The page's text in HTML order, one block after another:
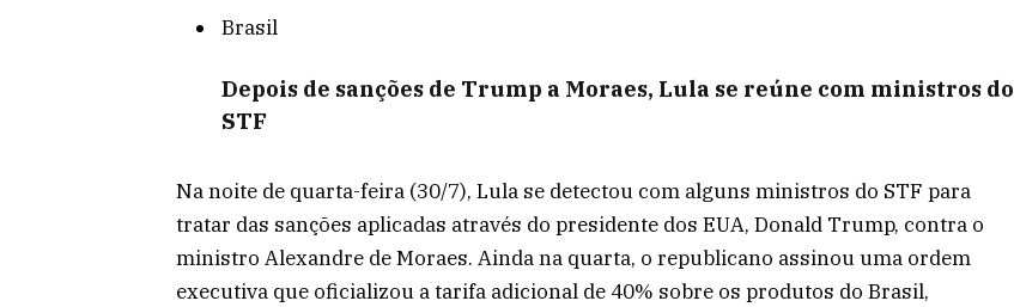
Brasil
Depois de sanções de Trump a Moraes, Lula se reúne com ministros do
STF
Na noite de quarta-feira (30/7), Lula se detectou com alguns ministros do STF para
tratar das sanções aplicadas através do presidente dos EUA, Donald Trump, contra o
ministro Alexandre de Moraes. Ainda na quarta, o republicano assinou uma ordem
executiva que oficializou a tarifa adicional de 40% sobre os produtos do Brasil,